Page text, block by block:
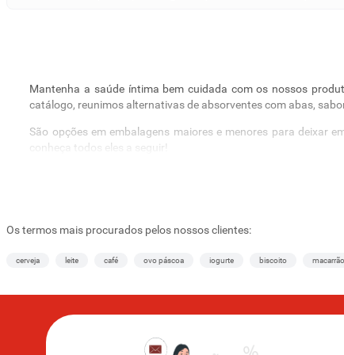
Mantenha a saúde íntima bem cuidada com os nossos
catálogo, reunimos alternativas de absorventes com abas,
São opções em embalagens maiores e menores para deixar
conheça todos eles a seguir!
Higiene íntima feminina: absorvente, lenço
Os modelos sem aba são perfeitos para as mulheres que
suor e os pequenos corrimentos, os protetores são
Os termos mais procurados pelos nossos clientes:
cerveja leite café ovo páscoa iogurte biscoito macarrão